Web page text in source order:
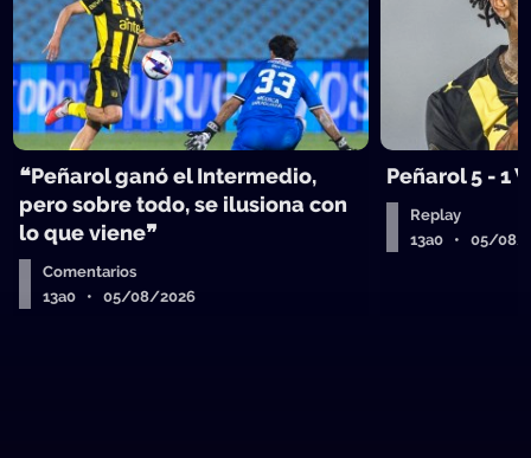
❝Peñarol ganó el Intermedio,
pero sobre todo, se ilusiona con
lo que viene❞
Comentarios
13a0 • 05/08/2026
Peñarol 5 - 1
Replay
13a0 • 05/08/